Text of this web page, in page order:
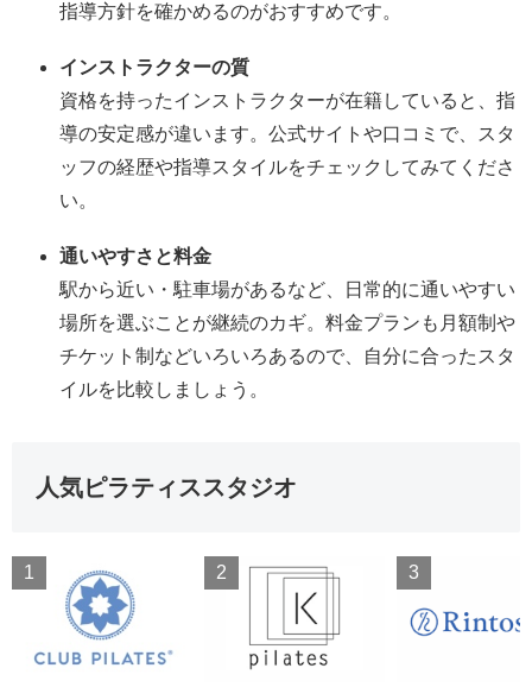
指導方針を確かめるのがおすすめです。
インストラクターの質
資格を持ったインストラクターが在籍していると、指
導の安定感が違います。公式サイトや口コミで、スタ
ッフの経歴や指導スタイルをチェックしてみてくださ
い。
通いやすさと料金
駅から近い・駐車場があるなど、日常的に通いやすい
場所を選ぶことが継続のカギ。料金プランも月額制や
チケット制などいろいろあるので、自分に合ったスタ
イルを比較しましょう。
人気ピラティススタジオ
1 2 3